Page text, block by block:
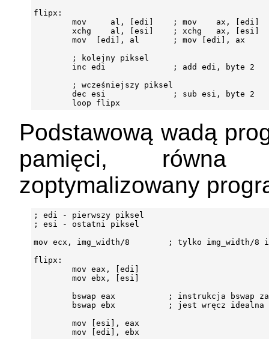
flipx:
        mov     al, [edi]    ; mov    ax, [edi]
        xchg    al, [esi]    ; xchg   ax, [esi]
        mov  [edi], al       ; mov [edi], ax
        ; kolejny piksel
        inc edi              ; add edi, byte 2
        ; wcześniejszy piksel
        dec esi              ; sub esi, byte 2
Podstawową wadą
pamięci,
zoptymalizowany
; edi - pierwszy piksel
; esi - ostatni piksel
mov ecx, img_width/8        ; tylko img_width/8
flipx:
        mov eax, [edi]
        mov ebx, [esi]
bswap eax           ; instrukcja bswap
bswap ebx           ; jest wręcz idealna
        mov [esi], eax
        mov [edi], ebx